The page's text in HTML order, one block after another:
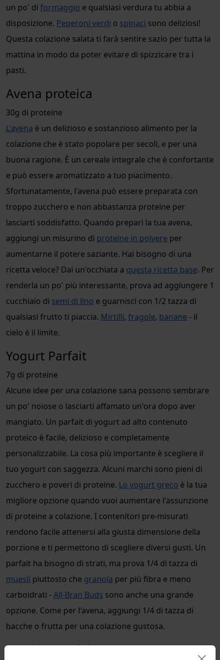
un po' di formaggio e qualsiasi verdura tu abbia a
disposizione. Peperoni verdi o spinaci sono deliziosi!
Questa colazione salata ti farà sentire sazio per tutta la
mattina in modo da poter evitare di spizzicare tra i
pasti.
Avena proteica
30g di proteine
L'avena è un delizioso e sostanzioso alimento per la
colazione che è stato popolare per secoli, e per una
buona ragione. È un cereale integrale che è confortante
e può essere aromatizzato a tuo piacimento.
Sfortunatamente, l'avena può essere preparata con
troppo zucchero e non abbastanza proteine per
lasciarti soddisfatto. Quando prepari la tua avena,
aggiungi un misurino di proteine in polvere per
aumentarne il potere saziante. Hai bisogno di una
ricetta veloce? Dai un'occhiata a questa ricetta base. Per
renderla un po' più interessante, prova ad aggiungere 1
cucchiaio di semi di lino e guarnisci con 1/2 tazza di
qualsiasi frutto ti piaccia. Mirtilli, fragole, banane - il
cielo è il limite.
Yogurt Parfait
7g di proteine
Alcune idee per una colazione sana possono sembrare
un po' noiose o lasciarti affamato un'ora dopo aver
mangiato. Un parfait di yogurt ad alto contenuto
proteico è facile, delizioso e completamente
personalizzabile. La cosa più importante è scegliere il
tuo yogurt con saggezza. Alcuni marchi sono pieni di
zucchero e poveri di proteine. Lo yogurt greco è la tua
migliore opzione quando vuoi aumentare l'assunzione
di proteine a colazione. I contenitori pre-misurati
rendono facile attenersi alla giusta dimensione della
porzione e ti permettono di scegliere diversi gusti. Un
parfait ha bisogno di strati, ma prova 1/4 di tazza di
muesli piuttosto che granola per più fibra e meno
carboidrati -All-Bran Buds sono anche una grande
opzione. Come per l'avena, aggiungi 1/4 di tazza di
bacche o frutta per una colazione gustosa.
Uova in camicia su toast